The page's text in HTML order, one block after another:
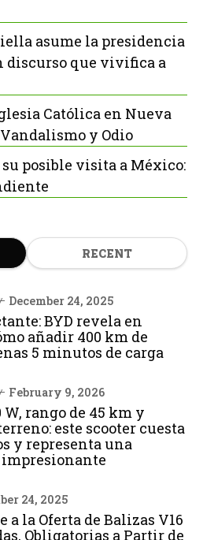
asume la presidencia
discurso que vivifica a
Católica en Nueva
y Odio
posible visita a México:
RECENT
December 24, 2025
BYD revela en
añadir 400 km de
5 minutos de carga
February 9, 2026
W, rango de 45 km y
este scooter cuesta
y representa una
24, 2025
a la Oferta de Balizas V16
Obligatorias a Partir de